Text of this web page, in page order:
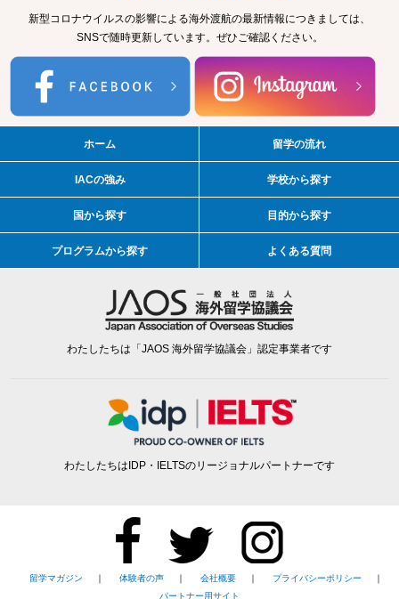
新型コロナウイルスの影響による海外渡航の最新情報につきましては、
SNSで随時更新しています。ぜひご確認ください。
ホーム 留学の流れ
IACの強み 学校から探す
国から探す 目的から探す
プログラムから探す よくある質問
わたしたちは「JAOS 海外留学協議会」認定事業者です
わたしたちはIDP・IELTSのリージョナルパートナーです
留学マガジン 体験者の声 会社概要 プライバシーポリシー
パートナー用サイト